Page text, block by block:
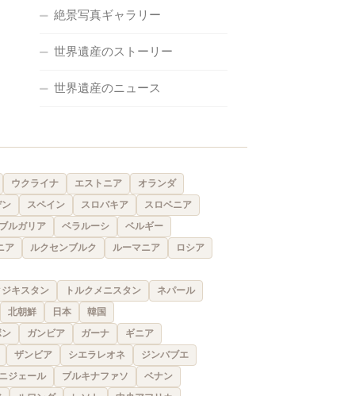
絶景写真ギャラリー
世界遺産のストーリー
世界遺産のニュース
ウクライナ エストニア
オランダ
ン スペイン スロバキア
スロベニア
ブルガリア ベラルーシ
ベルギー
ア ルクセンブルク ルーマニア ロシア
ジキスタン トルクメニスタン
ネパール
北朝鮮 日本
韓国
ン ガンビア ガーナ
ギニア
ザンビア シエラレオネ
ジンバブエ
ニジェール ブルキナファソ
ベナン